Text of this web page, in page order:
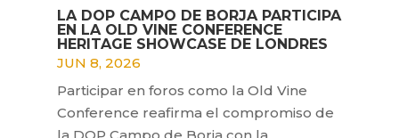
LA DOP CAMPO DE BORJA PARTICIPA
EN LA OLD VINE CONFERENCE
HERITAGE SHOWCASE DE LONDRES
JUN 8, 2026
Participar en foros como la Old Vine
Conference reafirma el compromiso de